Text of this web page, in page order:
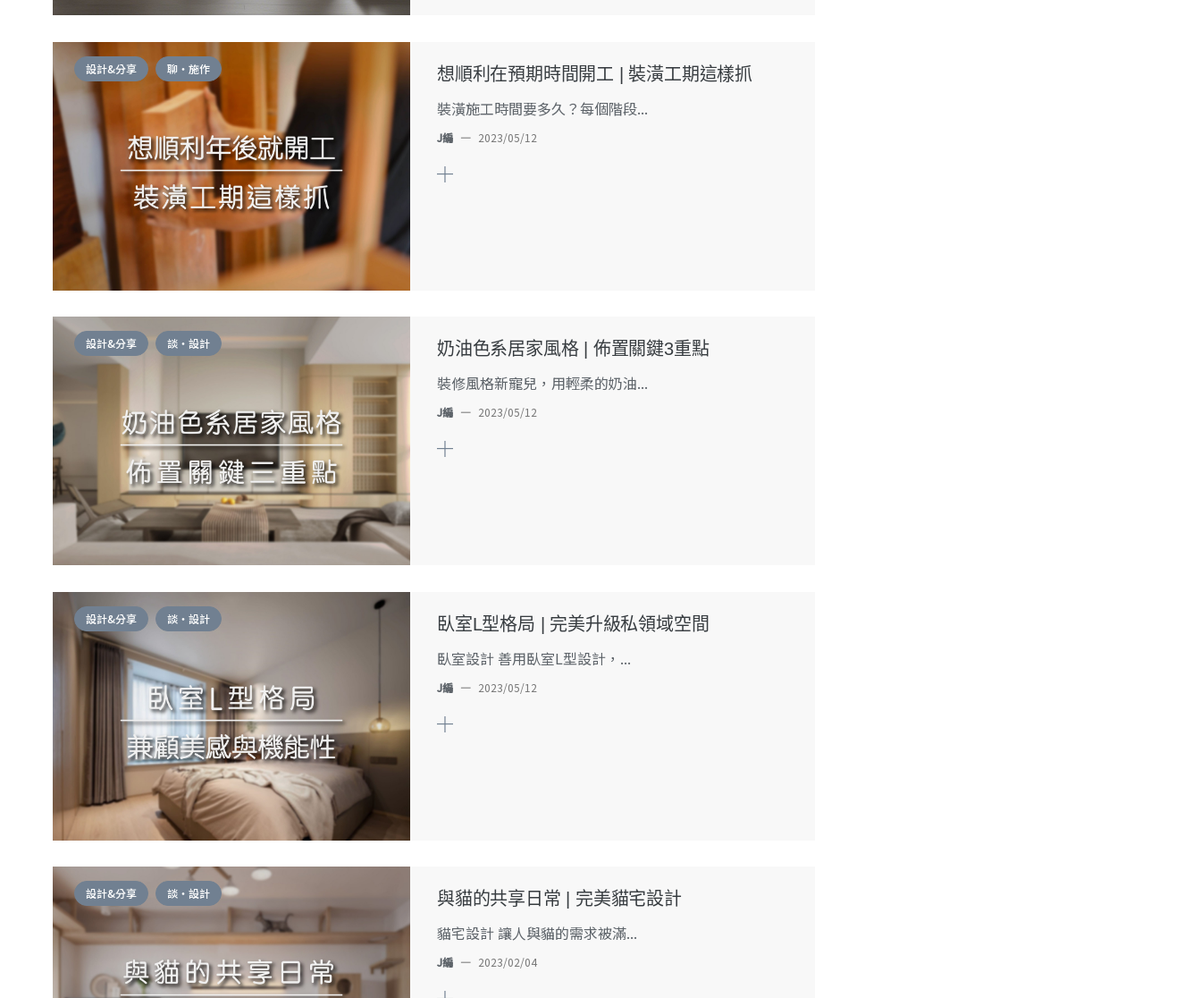
設計&分享 聊・施作 想順利在預期時間開工 | 裝潢工期這樣抓
裝潢施工時間要多久？每個階段...
J編 — 2023/05/12
設計&分享 談・設計 奶油色系居家風格 | 佈置關鍵3重點
裝修風格新寵兒，用輕柔的奶油...
J編 — 2023/05/12
設計&分享 談・設計 臥室L型格局 | 完美升級私領域空間
臥室設計 善用臥室L型設計，...
J編 — 2023/05/12
設計&分享 談・設計 與貓的共享日常 | 完美貓宅設計
貓宅設計 讓人與貓的需求被滿...
J編 — 2023/02/04